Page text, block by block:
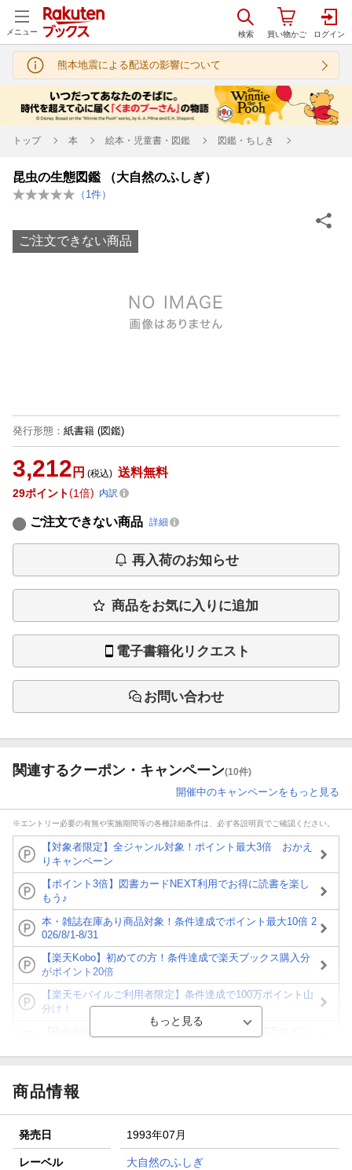
メニュー
熊本地震による配送の影響について
トップ 本 絵本・児童書・図鑑 図鑑・ちしき
昆虫の生態図鑑 （大自然のふしぎ）
（ 1 件）
ご注文できない商品
発行形態 ： 紙書籍 (図鑑)
3,212 円 (税込) 送料無料
29ポイント 1倍 内訳
ご注文できない商品 詳細
再入荷のお知らせ
商品をお気に入りに追加
電子書籍化リクエスト
お問い合わせ
関連するクーポン・キャンペーン(10件)
開催中のキャンペーンをもっと見る
※エントリー必要の有無や実施期間等の各種詳細条件は、必ず各説明頁でご確認ください。
【対象者限定】全ジャンル対象！ポイント最大3倍 おかえ
りキャンペーン
【ポイント3倍】図書カードNEXT利用でお得に読書を楽し
もう♪
本・雑誌在庫あり商品対象！条件達成でポイント最大10倍 2
026/8/1-8/31
【楽天Kobo】初めての方！条件達成で楽天ブックス購入分
がポイント20倍
【楽天モバイルご利用者限定】条件達成で100万ポイント山
分け！
が当たる！
楽天モバイル紹介キャンペーンの拡散で300円OFFクーポン
進呈
商品情報
発売日 1993年07月
レーベル 大自然のふしぎ